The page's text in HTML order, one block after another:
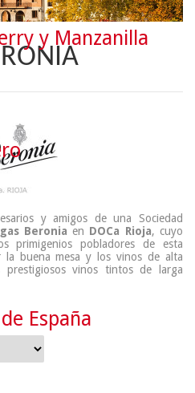
y amigos de una Sociedad
Beronia en DOCa Rioja, cuyo
primigenios pobladores de esta
la buena mesa y los vinos de alta
vinos tintos de larga
y Manzanilla
España